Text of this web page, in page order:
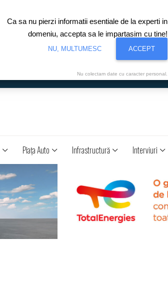
Piaţa Auto Infrastructură Interviuri
Ca sa nu pierzi informatii esentiale de la experti in
domeniu, accepta sa le impartasim cu tine!
NU, MULTUMESC ACCEPT
Nu colectam date cu caracter personal.